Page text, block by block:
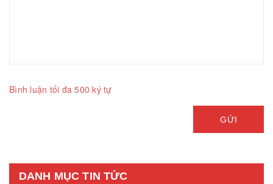
DANH MỤC TIN TỨC
Bình luận tối đa 500 ký tự
GỬI